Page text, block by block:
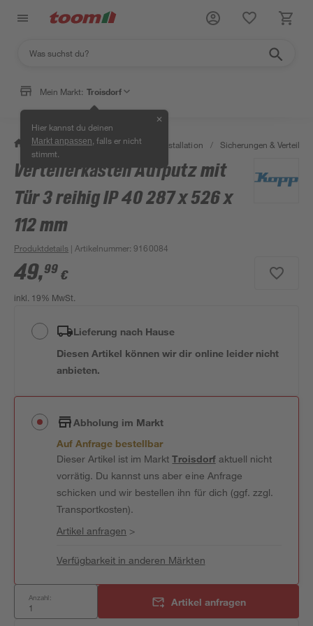
Mein Markt: Troisdorf
Hier kannst du deinen
Markt anpassen , falls er nicht
stimmt.
✕
/ Bauen & Renovieren / Elektroinstallation / Sicherungen &
Verteilerkasten Aufputz mit
Tür 3 reihig IP 40 287 x 526 x
112 mm
Produktdetails | Artikelnummer:9160084
49,99 €
inkl. 19% MwSt.
Lieferung nach Hause
Diesen Artikel können wir dir online leider nicht
anbieten.
Abholung im Markt
Auf Anfrage bestellbar
Dieser Artikel ist im MarktTroisdorfaktuell nicht
vorrätig. Du kannst uns aber eine Anfrage
schicken und wir bestellen ihn für dich (ggf. zzgl.
Transportkosten).
Artikel anfragen >
Verfügbarkeit in anderen Märkten
Anzahl: Artikel anfragen